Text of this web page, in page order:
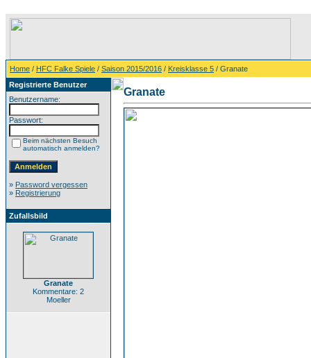
Home / HFC Falke Spiele / Saison 2015/2016 / Kreisklasse 5 / Granate
Registrierte Benutzer
Benutzername:
Passwort:
Beim nächsten Besuch
automatisch anmelden?
» Password vergessen
» Registrierung
Zufallsbild
Granate
Kommentare: 2
Moeller
Granate